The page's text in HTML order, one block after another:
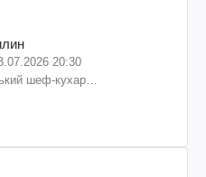
20:30
шеф-кухар